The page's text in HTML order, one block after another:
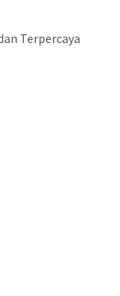
Terpercaya